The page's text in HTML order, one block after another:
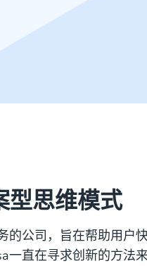
型思维模式
公司，旨在帮助用户
直在寻求创新的方法